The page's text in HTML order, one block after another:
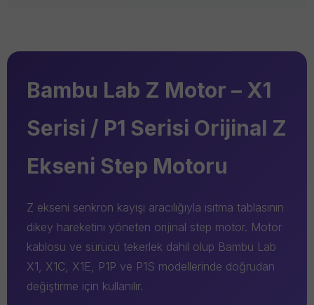
Bambu Lab Z Motor – X1
Serisi / P1 Serisi Orijinal Z
Ekseni Step Motoru
Z ekseni senkron kayışı aracılığıyla ısıtma tablasının
dikey hareketini yöneten orijinal step motor. Motor
kablosu ve sürücü tekerlek dahil olup Bambu Lab
X1, X1C, X1E, P1P ve P1S modellerinde doğrudan
değiştirme için kullanılır.